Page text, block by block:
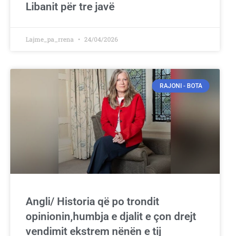
Libanit për tre javë
Lajme_pa_rrena 24/04/2026
RAJONI - BOTA
Angli/ Historia që po trondit
opinionin,humbja e djalit e çon drejt
vendimit ekstrem nënën e tij